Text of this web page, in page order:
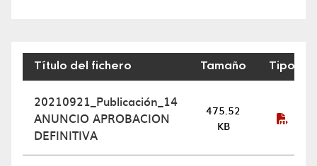
Título del fichero Tamaño Tipo
20210921_Publicación_14
ANUNCIO APROBACION
DEFINITIVA
475.52
KB